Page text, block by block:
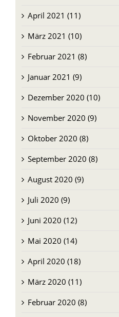
April 2021 (11)
März 2021 (10)
Februar 2021 (8)
Januar 2021 (9)
Dezember 2020 (10)
November 2020 (9)
Oktober 2020 (8)
September 2020 (8)
August 2020 (9)
Juli 2020 (9)
Juni 2020 (12)
Mai 2020 (14)
April 2020 (18)
März 2020 (11)
Februar 2020 (8)